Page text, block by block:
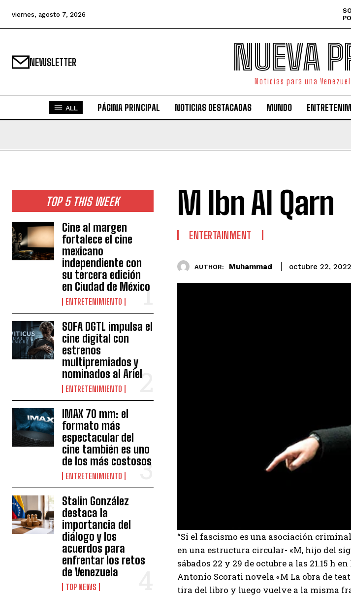
viernes, agosto 7, 2026
NEWSLETTER NUEVA
Noticias para una
ALL PÁGINA PRINCIPAL NOTICIAS DESTACADAS MUNDO
TOP 5 THIS WEEK
Cine al margen
fortalece el cine
mexicano
independiente con
su tercera edición
en Ciudad de México
ENTRETENIMIENTO
SOFA DGTL impulsa el
cine digital con
estrenos
multipremiados y
nominados al Ariel
ENTRETENIMIENTO
IMAX 70 mm: el
formato más
espectacular del
cine también es uno
de los más costosos
ENTRETENIMIENTO
Stalin González
destaca la
importancia del
diálogo y los
acuerdos para
enfrentar los retos
de Venezuela
TOP NEWS
M Ibn Al Qarn
ENTERTAINMENT
AUTHOR: Muhammad octubre 22, 2022
“Si el fascismo es una asociación
en una estructura circular- «M, hijo del
sábados 22 y 29 de octubre a las 21.15 h
Antonio Scorati novela «M La obra de
tira del libro y luego vuelve a la misma